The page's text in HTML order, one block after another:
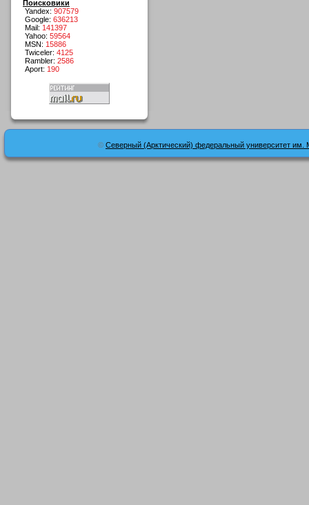
Поисковики
Yandex: 907579
Google: 636213
Mail: 141397
Yahoo: 59564
MSN: 15886
Twiceler: 4125
Rambler: 2586
Aport: 190
© Северный (Арктический) федеральный университет